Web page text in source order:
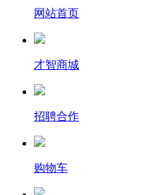
网站首页
才智商城
招聘合作
购物车